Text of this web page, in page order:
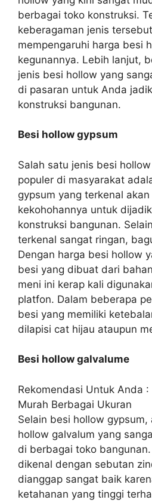
berbagai toko konstruksi.
keberagaman jenis
mempengaruhi harga besi
kegunannya. Lebih lanjut,
jenis besi hollow yang
di pasaran untuk Anda
konstruksi bangunan.
Besi hollow gypsum
Salah satu jenis besi
populer di masyarakat
gypsum yang terkenal
kekohohannya untuk
konstruksi bangunan.
terkenal sangat ringan,
Dengan harga besi hollow
besi yang dibuat dari
meni ini kerap kali
platfon. Dalam beberapa
besi yang memiliki
dilapisi cat hijau ataupun
Besi hollow galvalume
Rekomendasi Untuk Anda :
Murah Berbagai Ukuran
Selain besi hollow gypsum,
hollow galvalum yang
di berbagai toko
dikenal dengan sebutan
dianggap sangat baik
ketahanan yang tinggi